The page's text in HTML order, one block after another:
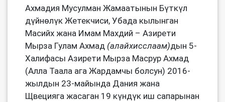
Ахмадия Мусулман Жамаатынын Бүткүл
дүйнөлүк Жетекчиси, Убада кылынган
Масийх жана Имам Махдий – Азирети
Мырза Гулам Ахмад (алайхисслаам)дын 5-
Халифасы Азирети Мырза Масрур Ахмад
(Алла Таала ага Жардамчы болсун) 2016-
жылдын 23-майында Дания жана
Щвецияга жасаган 19 күндүк иш сапарынан